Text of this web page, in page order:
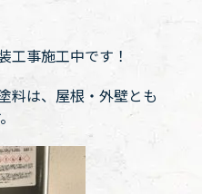
工事施工中です！
料は、屋根・外壁とも